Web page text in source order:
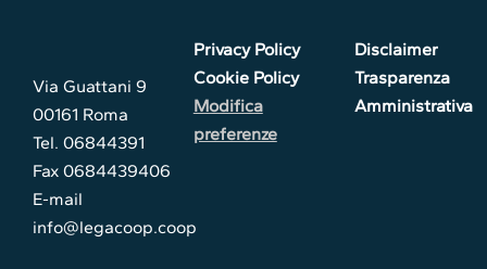
Via Guattani 9
00161 Roma
Tel. 06844391
Fax 0684439406
E-mail
info@legacoop.coop
Privacy Policy
Cookie Policy
Modifica
preferenze
Disclaimer
Trasparenza
Amministrativa